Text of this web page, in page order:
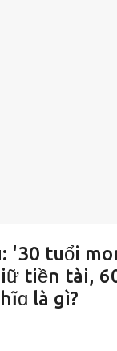
'30 tuổi
tiền tài,
là gì?